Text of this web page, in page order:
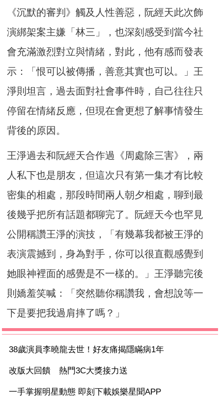
《沉默的審判》觸及人性善惡，阮經天此次飾
演綁架案主嫌「林三」，也深刻感受到當今社
會充滿激烈對立與情緒，對此，他有感而發表
示：「恨可以被傳播，善意其實也可以。」王
淨則坦言，過去面對社會事件時，自己往往只
停留在情緒反應，但現在會更想了解事情發生
背後的原因。
王淨過去和阮經天合作過《周處除三害》，兩
人私下也是朋友，但這次只有第一集才有比較
密集的相處，那段時間兩人朝夕相處，聊到最
後幾乎把所有話題都聊完了。阮經天今也罕見
公開稱讚王淨的演技，「有幾幕我都被王淨的
表演震撼到，身為對手，你可以很直觀感覺到
她眼神裡面的感覺是不一樣的。」王淨聽完後
則嬌羞笑喊：「突然聽你稱讚我，會想說等一
下是要把我過肩摔了嗎？」
38歲演員李曉龍去世！好友痛揭隱瞞病1年
改版大回饋 熱門3C大獎接力送
一手掌握明星動態 即刻下載娛樂星聞APP